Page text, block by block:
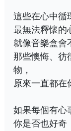
這些在心中循
最無法釋懷的
就像音樂盒會
那些懊悔、彷
物，
原來一直都在
如果每個有心
你是否也好奇